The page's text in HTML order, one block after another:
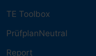
TE Toolbox
PrüfplanNeutral
Report